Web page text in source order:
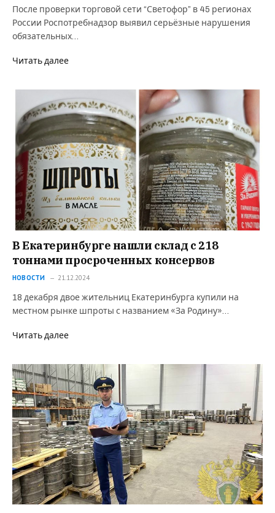
После проверки торговой сети “Светофор” в 45 регионах
России Роспотребнадзор выявил серьёзные нарушения
обязательных…
Читать далее
В Екатеринбурге нашли склад с 218
тоннами просроченных консервов
НОВОСТИ 21.12.2024
18 декабря двое жительниц Екатеринбурга купили на
местном рынке шпроты с названием «За Родину»…
Читать далее